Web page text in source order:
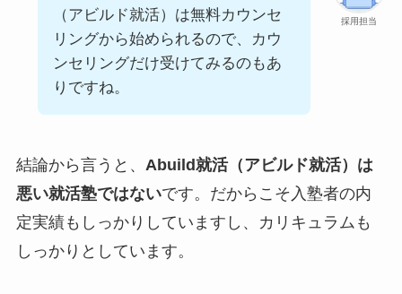
採用担当
（アビルド就活）は無料カウンセ
リングから始められるので、カウ
ンセリングだけ受けてみるのもあ
りですね。
結論から言うと、 Abuild就活（アビルド就活）は
悪い就活塾ではないです。だからこそ入塾者の内
定実績もしっかりしていますし、カリキュラムも
しっかりとしています。